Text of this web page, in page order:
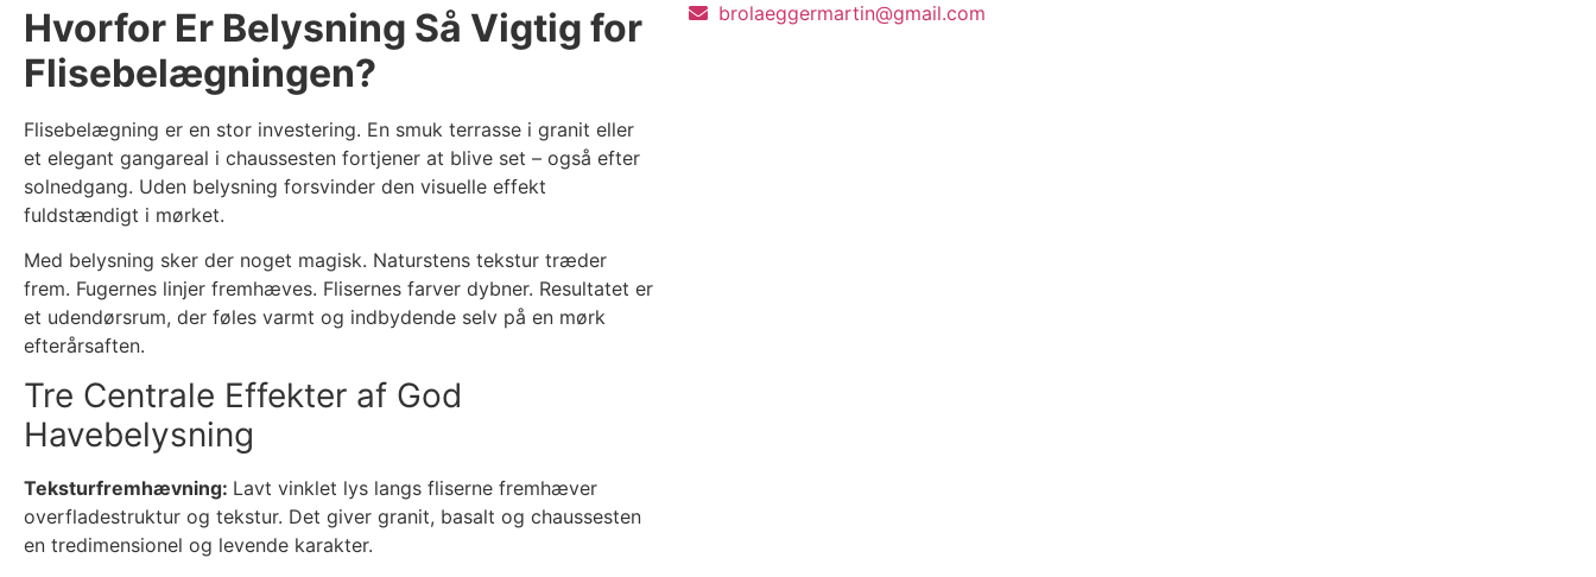
Hvorfor Er Belysning Så Vigtig for
Flisebelægningen?
Flisebelægning er en stor investering. En smuk terrasse i granit eller
et elegant gangareal i chaussesten fortjener at blive set – også efter
solnedgang. Uden belysning forsvinder den visuelle effekt
fuldstændigt i mørket.
Med belysning sker der noget magisk. Naturstens tekstur træder
frem. Fugernes linjer fremhæves. Flisernes farver dybner. Resultatet er
et udendørsrum, der føles varmt og indbydende selv på en mørk
efterårsaften.
Tre Centrale Effekter af God
Havebelysning
Teksturfremhævning: Lavt vinklet lys langs fliserne fremhæver
overfladestruktur og tekstur. Det giver granit, basalt og chaussesten
en tredimensionel og levende karakter.
brolaeggermartin@gmail.com